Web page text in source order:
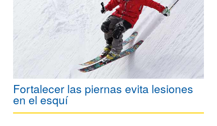
Fortalecer las piernas evita lesiones
en el esquí